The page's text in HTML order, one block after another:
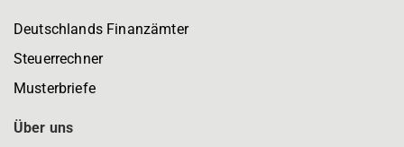
Deutschlands Finanzämter
Steuerrechner
Musterbriefe
Über uns